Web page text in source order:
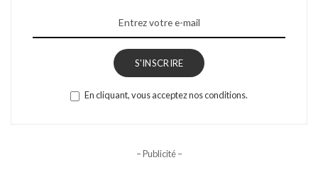
S'INSCRIRE
En cliquant, vous acceptez nos conditions.
– Publicité –